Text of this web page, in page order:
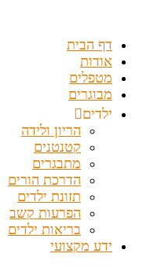
דף הבית
אודות
מטפלים
מבוגרים
ילדים
הריון ולידה
קטנטנים
מתבגרים
הדרכת הורים
תזונת ילדים
הפרעות קשב
בריאות ילדים
ידע מקצועי